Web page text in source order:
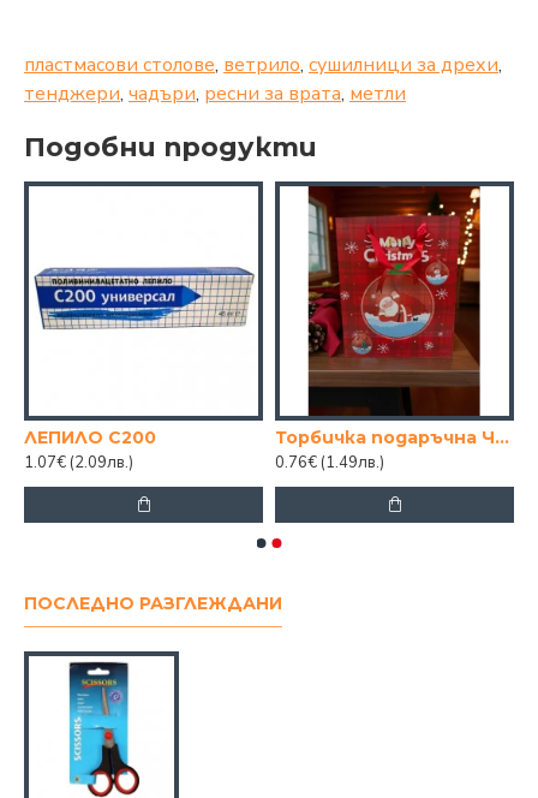
пластмасови столове, ветрило, сушилници за дрехи,
тенджери, чадъри, ресни за врата, метли
Подобни продукти
ЛЕПИЛО C200
1.07€ (2.09лв.)
Торбичка подаръчна ЧНГ 26/32/10см
0.76€ (1.49лв.)
ПОСЛЕДНО РАЗГЛЕЖДАНИ